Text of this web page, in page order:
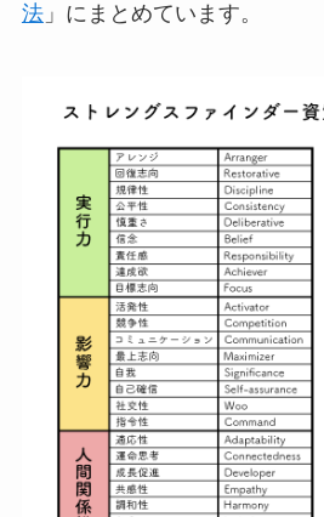
法」にまとめています。